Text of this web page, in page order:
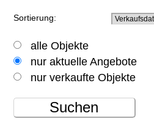
Sortierung:
alle Objekte
nur aktuelle Angebote
nur verkaufte Objekte
Suchen